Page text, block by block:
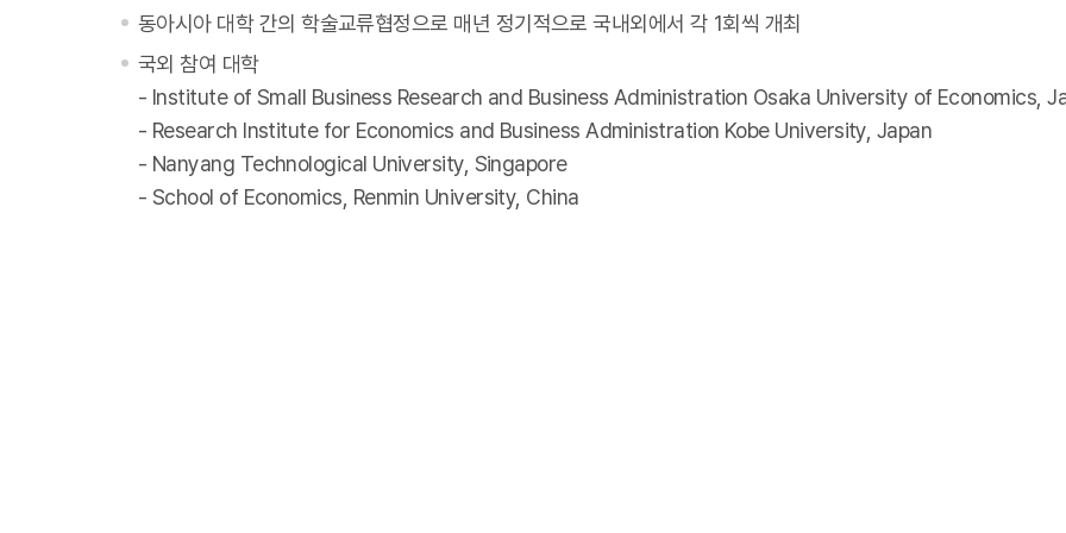
동아시아 대학 간의 학술교류협정으로 매년 정기적으로 국내외에서 각 1회씩 개최
국외 참여 대학
- Institute of Small Business Research and Business Administration Osaka University of Economics,
- Research Institute for Economics and Business Administration Kobe University, Japan
- Nanyang Technological University, Singapore
- School of Economics, Renmin University, China